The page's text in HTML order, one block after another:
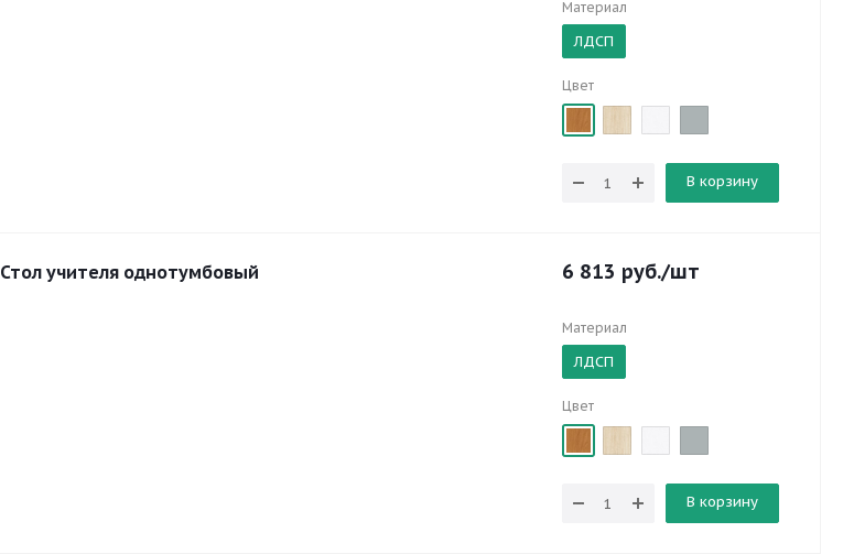
Материал
ЛДСП
Цвет
В корзину
Стол учителя однотумбовый 6 813 руб./шт
Материал
ЛДСП
Цвет
В корзину